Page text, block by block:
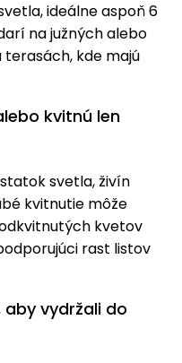
ideálne aspoň 6
na južných alebo
kde majú
kvitnú len
svetla, živín
kvitnutie môže
kvetov
rast listov
vydržali do